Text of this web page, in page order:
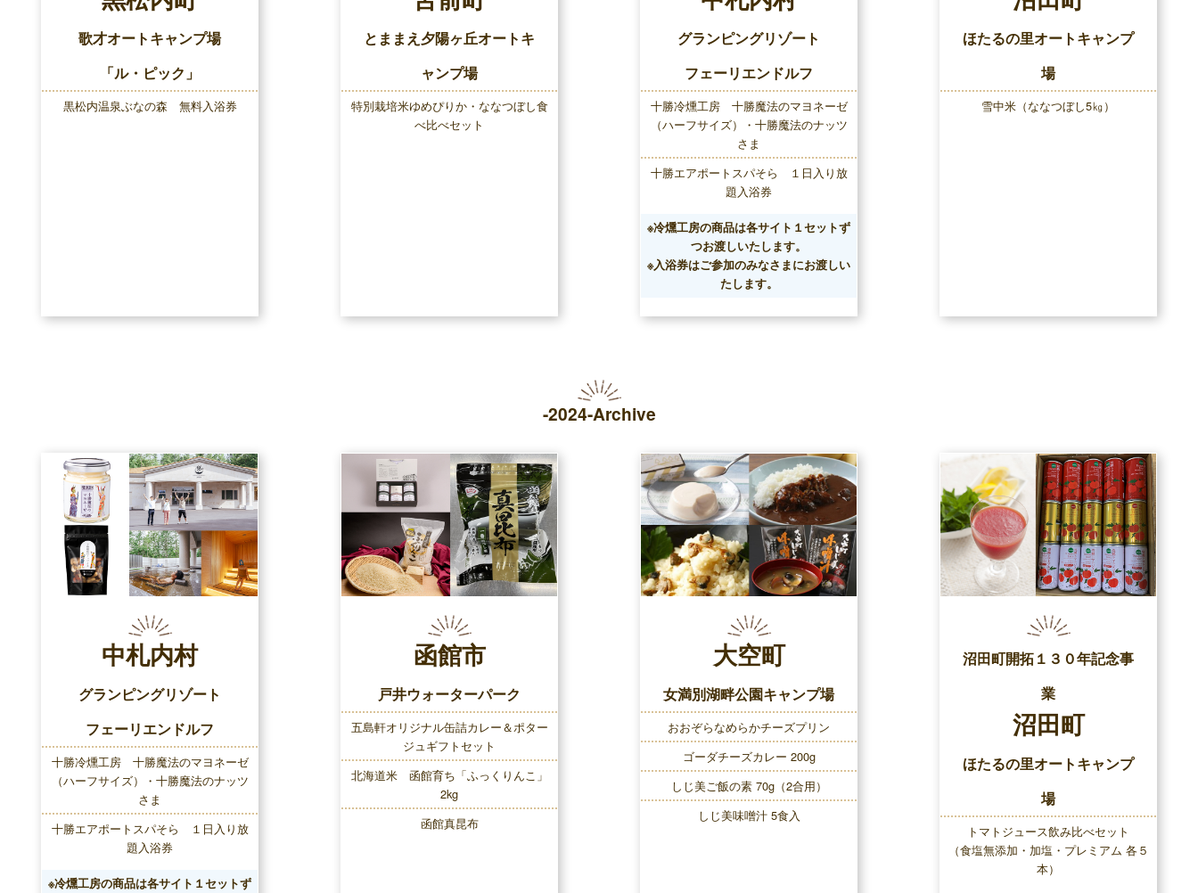
歌才オートキャンプ場
「ル・ピック」
黒松内温泉ぶなの森 無料入浴券
とままえ夕陽ヶ丘オートキ
ャンプ場
特別栽培米ゆめぴりか・ななつぼし食
べ比べセット
グランピングリゾート
フェーリエンドルフ
十勝冷燻工房 十勝魔法のマヨネーゼ
（ハーフサイズ）・十勝魔法のナッツ
さま
十勝エアポートスパそら １日入り放
題入浴券
※冷燻工房の商品は各サイト１セットず
つお渡しいたします。
※入浴券はご参加のみなさまにお渡しい
たします。
ほたるの里オートキャンプ
場
雪中米（ななつぼし5㎏）
-2024-Archive
中札内村
グランピングリゾート
フェーリエンドルフ
十勝冷燻工房 十勝魔法のマヨネーゼ
（ハーフサイズ）・十勝魔法のナッツ
さま
十勝エアポートスパそら １日入り放
題入浴券
※冷燻工房の商品は各サイト１セットず
函館市
戸井ウォーターパーク
五島軒オリジナル缶詰カレー＆ポター
ジュギフトセット
北海道米 函館育ち「ふっくりんこ」
2kg
函館真昆布
大空町
女満別湖畔公園キャンプ場
おおぞらなめらかチーズプリン
ゴーダチーズカレー 200g
しじ美ご飯の素 70g（2合用）
しじ美味噌汁 5食入
沼田町開拓１３０年記念事
業
沼田町
ほたるの里オートキャンプ
場
トマトジュース飲み比べセット
（食塩無添加・加塩・プレミアム 各５
本）